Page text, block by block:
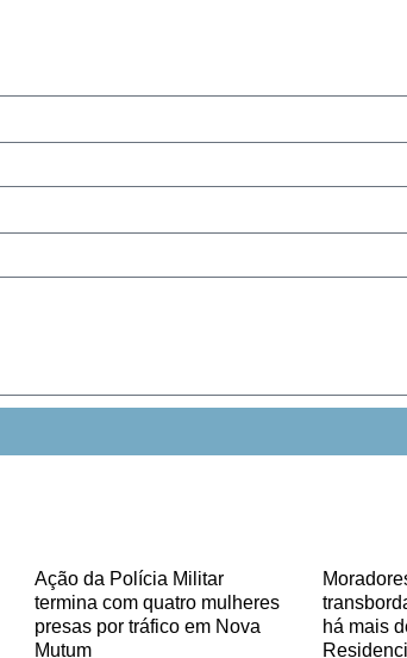
Ação da Polícia Militar
termina com quatro mulheres
presas por tráfico em Nova
Mutum
há mais